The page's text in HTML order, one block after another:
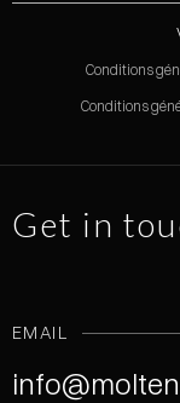
Conditions
Conditions
Get in
EMAIL